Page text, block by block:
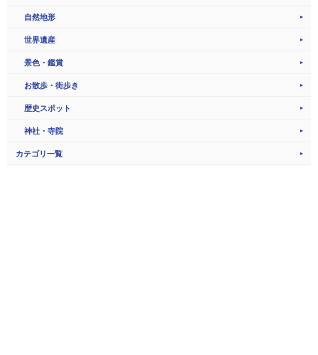
自然地形
世界遺産
景色・鑑賞
お散歩・街歩き
歴史スポット
神社・寺院
カテゴリ一覧